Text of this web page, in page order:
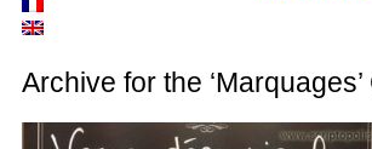
Archive for the